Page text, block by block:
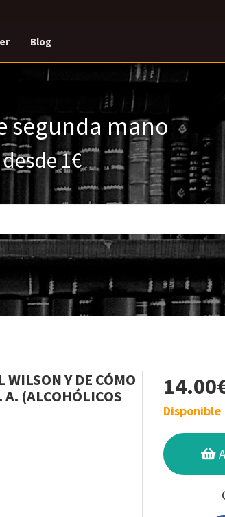
Blog
segunda mano
1€
Y DE CÓMO
A. (ALCOHÓLICOS
Disponible